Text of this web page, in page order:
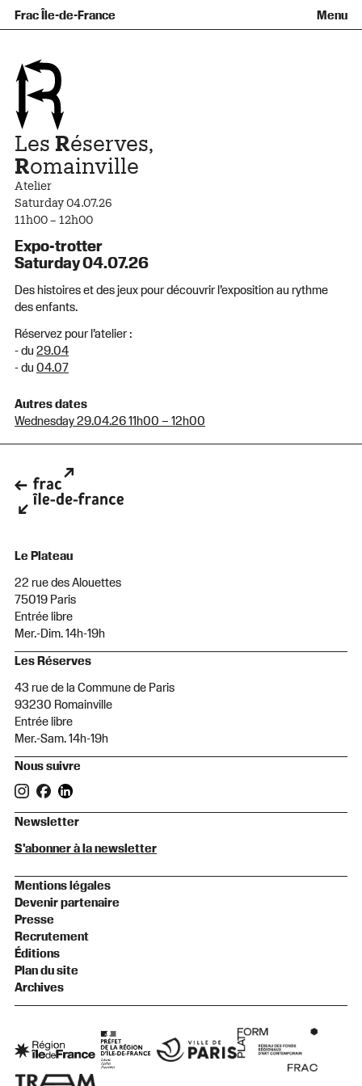
Frac Île-de-France Menu
Qu’est-ce qu’un Frac ?
Prêts d’œuvres
Informations pratiques
Venir au Frac
Familles et enfants
Groupes
Espaces de pratique libre
Accessibilité
+Aa-
Les Réserves,
Romainville
Atelier
Saturday 04.07.26
11h00 – 12h00
Expo-trotter
Saturday 04.07.26
Des histoires et des jeux pour découvrir l’exposition au rythme
des enfants.
Réservez pour l’atelier :
- du 29.04
- du 04.07
Autres dates
Wednesday 29.04.26 11h00 – 12h00
Le Plateau
22 rue des Alouettes
75019 Paris
Entrée libre
Mer.-Dim. 14h-19h
Les Réserves
43 rue de la Commune de Paris
93230 Romainville
Entrée libre
Mer.-Sam. 14h-19h
Nous suivre
Newsletter
S'abonner à la newsletter
Mentions légales
Devenir partenaire
Presse
Recrutement
Éditions
Plan du site
Archives